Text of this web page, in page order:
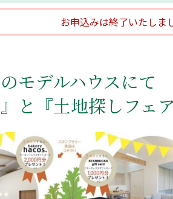
お申込みは終了いたしま
モデルハウスにて
と『土地探しフェ